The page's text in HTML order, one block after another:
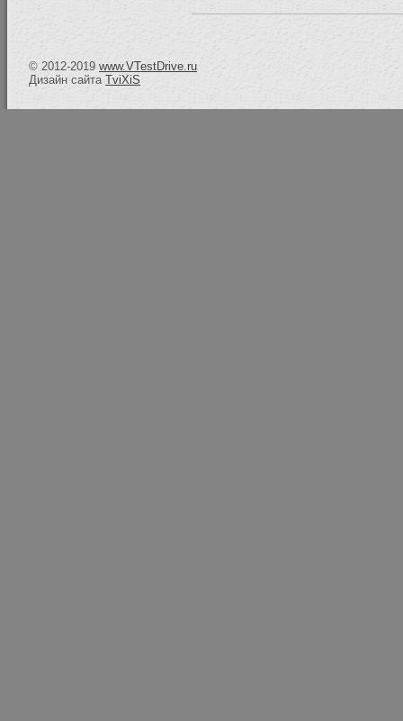
© 2012-2019 www.VTestDrive.ru
Дизайн сайта TviXiS